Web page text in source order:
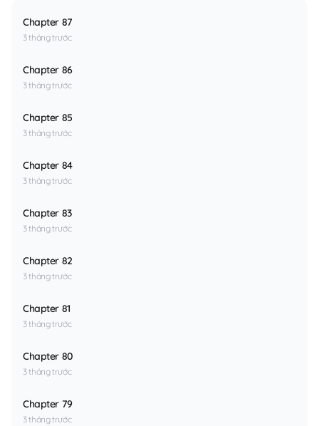
Chapter 87
3 tháng trước
Chapter 86
3 tháng trước
Chapter 85
3 tháng trước
Chapter 84
3 tháng trước
Chapter 83
3 tháng trước
Chapter 82
3 tháng trước
Chapter 81
3 tháng trước
Chapter 80
3 tháng trước
Chapter 79
3 tháng trước